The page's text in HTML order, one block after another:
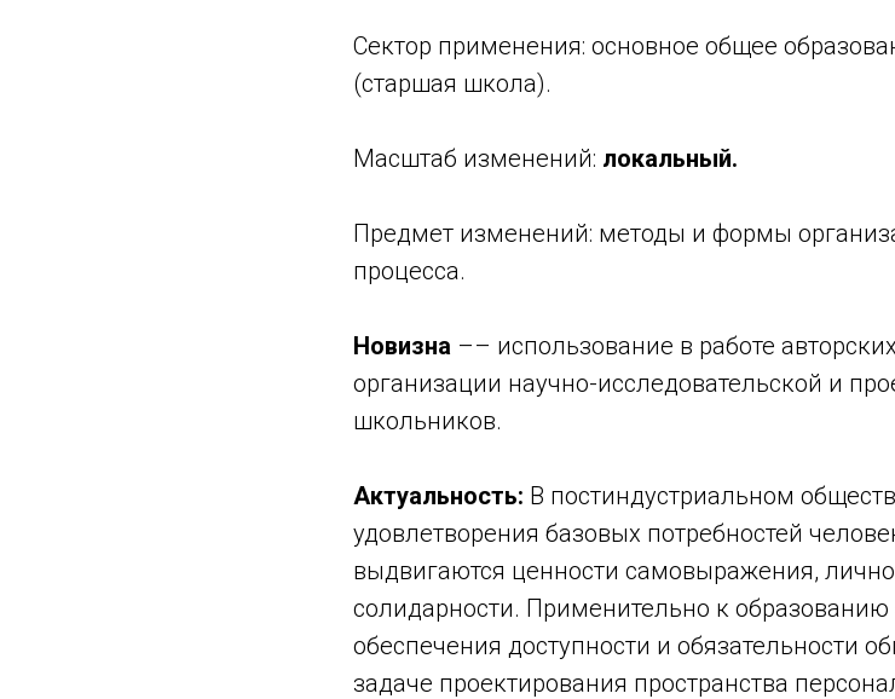
Сектор применения: основное общее
(старшая школа).
Масштаб изменений: локальный.
Предмет изменений: методы и формы
процесса.
Новизна –– использование в работе
организации научно-исследовательской и
школьников.
Актуальность: В постиндустриальном
удовлетворения базовых потребностей
выдвигаются ценности самовыражения,
солидарности. Применительно к образованию
обеспечения доступности и обязательности
задаче проектирования пространства